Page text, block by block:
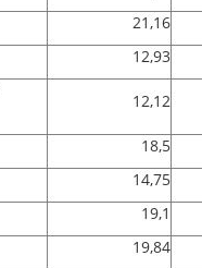
21,16
12,93
12,12
18,5
14,75
19,1
19,84